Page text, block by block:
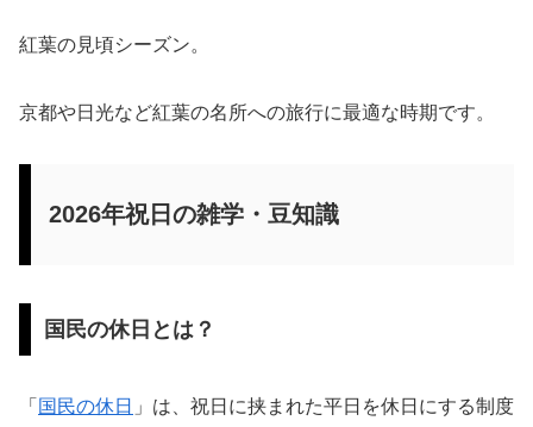
紅葉の見頃シーズン。
京都や日光など紅葉の名所への旅行に最適な時期です。
2026年祝日の雑学・豆知識
国民の休日とは？
「 国民の休日 」は、祝日に挟まれた平日を休日にする制度